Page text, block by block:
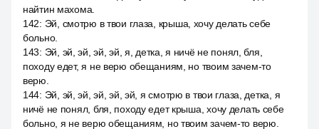
найтин махома.
142: Эй, смотрю в твои глаза, крыша, хочу делать себе
больно.
143: Эй, эй, эй, эй, эй, я, детка, я ничё не понял, бля,
походу едет, я не верю обещаниям, но твоим зачем-то
верю.
144: Эй, эй, эй, эй, эй, эй, я смотрю в твои глаза, детка, я
ничё не понял, бля, походу едет крыша, хочу делать себе
больно, я не верю обещаниям, но твоим зачем-то верю.